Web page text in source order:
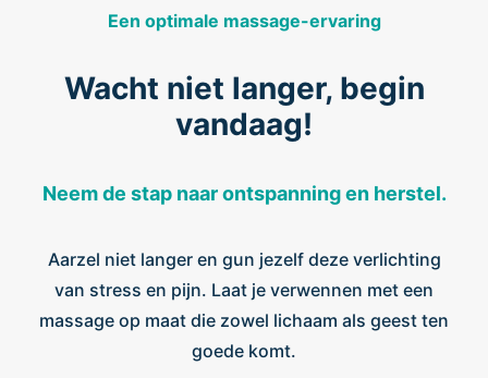
Een optimale massage-ervaring
Wacht niet langer, begin
vandaag!
Neem de stap naar ontspanning en herstel.
Aarzel niet langer en gun jezelf deze verlichting
van stress en pijn. Laat je verwennen met een
massage op maat die zowel lichaam als geest ten
goede komt.